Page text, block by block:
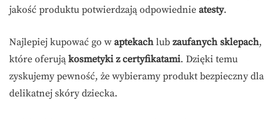
jakość produktu potwierdzają odpowiednie atesty.
Najlepiej kupować go w aptekach lub zaufanych sklepach,
które oferują kosmetyki z certyfikatami. Dzięki temu
zyskujemy pewność, że wybieramy produkt bezpieczny dla
delikatnej skóry dziecka.